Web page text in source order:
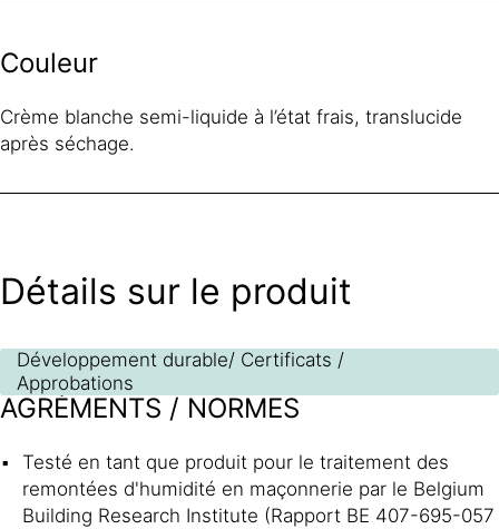
Couleur
Crème blanche semi-liquide à l’état frais, translucide
après séchage.
Détails sur le produit
Développement durable/ Certificats /
Approbations
AGRÉMENTS / NORMES
Testé en tant que produit pour le traitement des
remontées d'humidité en maçonnerie par le Belgium
Building Research Institute (Rapport BE 407-695-057